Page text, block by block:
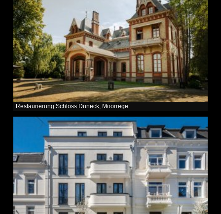
Restaurierung Schloss Düneck, Moorrege